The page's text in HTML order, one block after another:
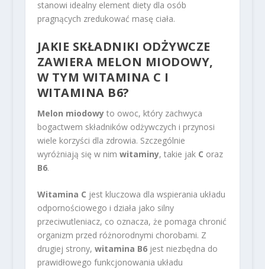
stanowi idealny element diety dla osób
pragnących zredukować masę ciała.
JAKIE SKŁADNIKI ODŻYWCZE
ZAWIERA MELON MIODOWY,
W TYM WITAMINA C I
WITAMINA B6?
Melon miodowyto owoc, który zachwyca
bogactwem składników odżywczych i przynosi
wiele korzyści dla zdrowia. Szczególnie
wyróżniają się w nim witaminy, takie jak C oraz
B6.
Witamina C jest kluczowa dla wspierania układu
odpornościowego i działa jako silny
przeciwutleniacz, co oznacza, że pomaga chronić
organizm przed różnorodnymi chorobami. Z
drugiej strony, witamina B6jest niezbędna do
prawidłowego funkcjonowania układu